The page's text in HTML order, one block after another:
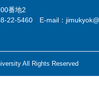
番地2
22-5460 E-mail：
All Rights Reserved